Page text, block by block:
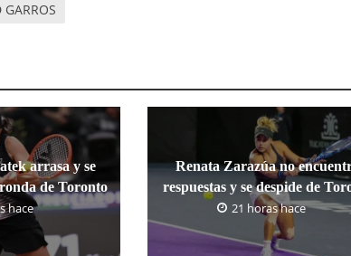
GARROS
arrasa y se
de Toronto
hace
Renata Zarazúa no
respuestas y se despide de
21 horas hace